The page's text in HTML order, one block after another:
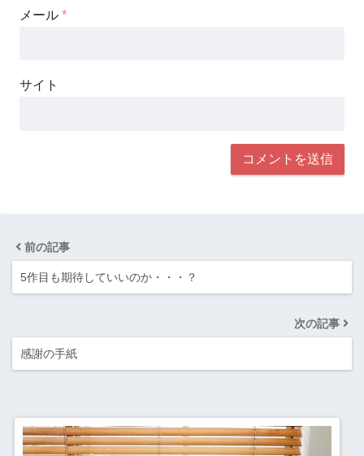
メール *
サイト
前の記事
5作目も期待していいのか・・・？
次の記事
感謝の手紙